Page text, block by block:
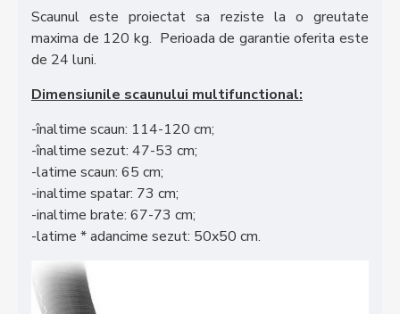
Scaunul este proiectat sa reziste la o greutate
maxima de 120 kg. Perioada de garantie oferita este
de 24 luni.
Dimensiunile scaunului multifunctional:
-înaltime scaun: 114-120 cm;
-înaltime sezut: 47-53 cm;
-latime scaun: 65 cm;
-inaltime spatar: 73 cm;
-inaltime brate: 67-73 cm;
-latime * adancime sezut: 50x50 cm.